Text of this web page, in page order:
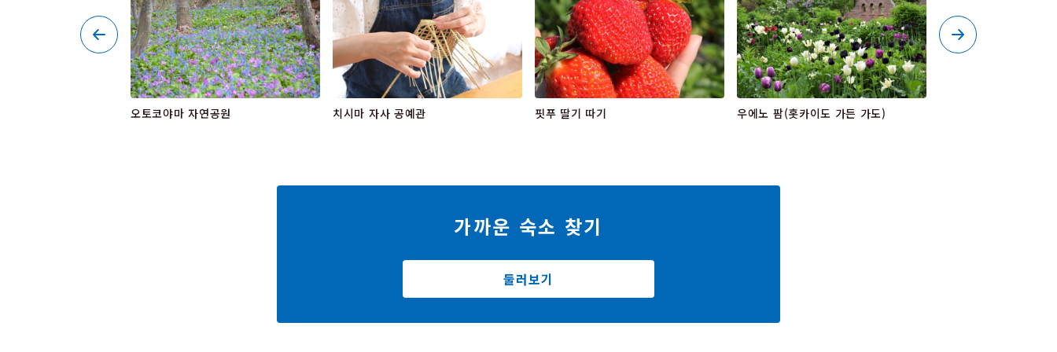
오토코야마 자연공원 치시마 자사 공예관 핏푸 딸기 따기 우에노 팜(홋카이도 가든 가도)
가까운 숙소 찾기
둘러보기